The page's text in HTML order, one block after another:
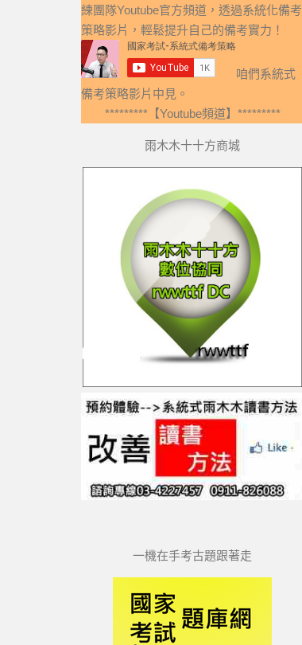
練團隊Youtube官方頻道，透過系統化備考
策略影片，輕鬆提升自己的備考實力！
咱們系統式
備考策略影片中見。
*********【Youtube頻道】*********
雨木木十十方商城
一機在手考古題跟著走